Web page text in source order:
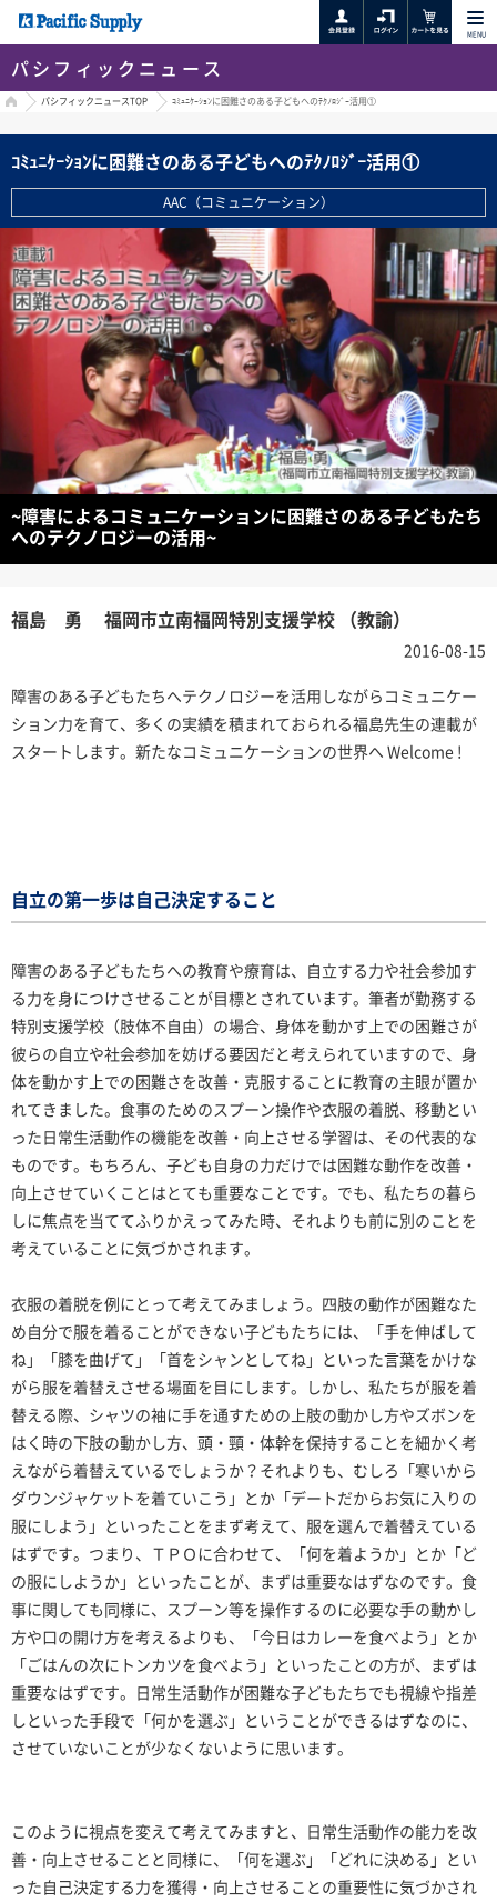
MENU
パシフィックニュース
HOMEパシフィックニュースTOP ｺﾐｭﾆｹｰｼｮﾝに困難さのある子どもへのﾃｸﾉﾛｼﾞｰ活用①
ｺﾐｭﾆｹｰｼｮﾝに困難さのある子どもへのﾃｸﾉﾛｼﾞｰ活用①
AAC（コミュニケーション）
~障害によるコミュニケーションに困難さのある子どもたち
へのテクノロジーの活用~
福島 勇 福岡市立南福岡特別支援学校 （教諭）
2016-08-15
障害のある子どもたちへテクノロジーを活用しながらコミュニケー
ション力を育て、多くの実績を積まれておられる福島先生の連載が
スタートします。新たなコミュニケーションの世界へ Welcome !
自立の第一歩は自己決定すること
障害のある子どもたちへの教育や療育は、自立する力や社会参加す
る力を身につけさせることが目標とされています。筆者が勤務する
特別支援学校（肢体不自由）の場合、身体を動かす上での困難さが
彼らの自立や社会参加を妨げる要因だと考えられていますので、身
体を動かす上での困難さを改善・克服することに教育の主眼が置か
れてきました。食事のためのスプーン操作や衣服の着脱、移動とい
った日常生活動作の機能を改善・向上させる学習は、その代表的な
ものです。もちろん、子ども自身の力だけでは困難な動作を改善・
向上させていくことはとても重要なことです。でも、私たちの暮ら
しに焦点を当ててふりかえってみた時、それよりも前に別のことを
考えていることに気づかされます。
衣服の着脱を例にとって考えてみましょう。四肢の動作が困難なた
め自分で服を着ることができない子どもたちには、「手を伸ばして
ね」「膝を曲げて」「首をシャンとしてね」といった言葉をかけな
がら服を着替えさせる場面を目にします。しかし、私たちが服を着
替える際、シャツの袖に手を通すための上肢の動かし方やズボンを
はく時の下肢の動かし方、頭・頸・体幹を保持することを細かく考
えながら着替えているでしょうか？それよりも、むしろ「寒いから
ダウンジャケットを着ていこう」とか「デートだからお気に入りの
服にしよう」といったことをまず考えて、服を選んで着替えている
はずです。つまり、ＴＰＯに合わせて、「何を着ようか」とか「ど
の服にしようか」といったことが、まずは重要なはずなのです。食
事に関しても同様に、スプーン等を操作するのに必要な手の動かし
方や口の開け方を考えるよりも、「今日はカレーを食べよう」とか
「ごはんの次にトンカツを食べよう」といったことの方が、まずは
重要なはずです。日常生活動作が困難な子どもたちでも視線や指差
しといった手段で「何かを選ぶ」ということができるはずなのに、
させていないことが少なくないように思います。
このように視点を変えて考えてみますと、日常生活動作の能力を改
善・向上させることと同様に、「何を選ぶ」「どれに決める」とい
った自己決定する力を獲得・向上させることの重要性に気づかされ